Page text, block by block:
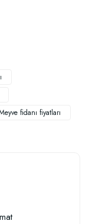
fidanı fiyatları